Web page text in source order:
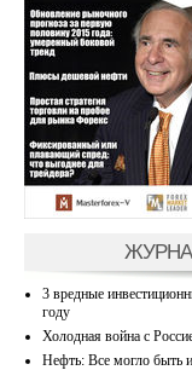
3 вредные
году
Холодная война с
Нефть: Все могло быть